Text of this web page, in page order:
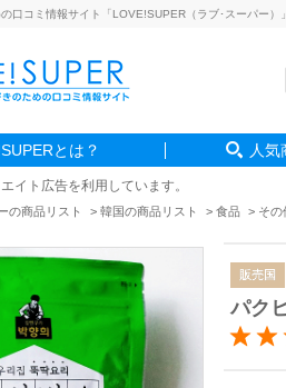
口コミ情報サイト「LOVE!SUPER（ラブ･スーパー）」
とは？ 人気
イト広告を利用しています。
の商品リスト 韓国の商品リスト 食品 その
販売国
パク